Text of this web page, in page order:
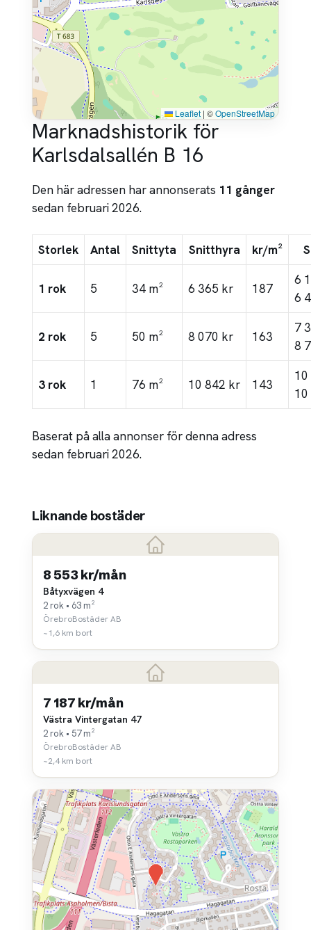
Leaflet | ©OpenStreetMap
Marknadshistorik för
Karlsdalsallén B 16
Den här adressen har annonserats 11 gånger
sedan februari 2026.
Storlek Antal Snittyta Snitthyra kr/m²
1 rok 5 34 m² 6 365 kr 187
6
6
2 rok 5 50 m² 8 070 kr 163
7
8
3 rok 1 76 m² 10 842 kr 143
10
Baserat på alla annonser för denna adress
sedan februari 2026.
Liknande bostäder
8 553 kr/mån
Båtyxvägen 4
2 rok • 63 m²
ÖrebroBostäder AB
~1,6 km bort
7 187 kr/mån
Västra Vintergatan 47
2 rok • 57 m²
ÖrebroBostäder AB
~2,4 km bort